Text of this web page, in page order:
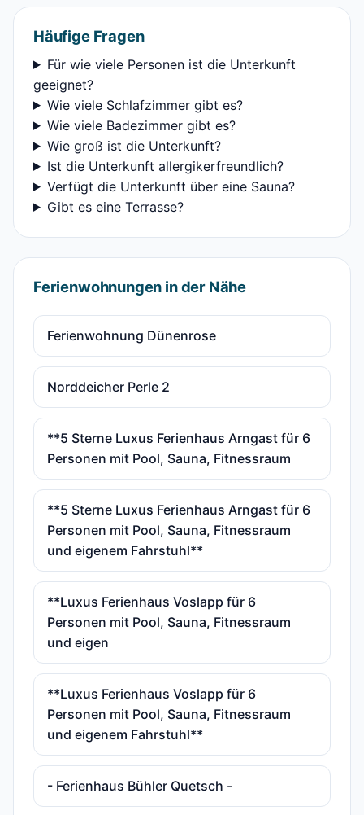
Häufige Fragen
Für wie viele Personen ist die Unterkunft
geeignet?
Wie viele Schlafzimmer gibt es?
Wie viele Badezimmer gibt es?
Wie groß ist die Unterkunft?
Ist die Unterkunft allergikerfreundlich?
Verfügt die Unterkunft über eine Sauna?
Gibt es eine Terrasse?
Ferienwohnungen in der Nähe
Ferienwohnung Dünenrose
Norddeicher Perle 2
**5 Sterne Luxus Ferienhaus Arngast für 6
Personen mit Pool, Sauna, Fitnessraum
**5 Sterne Luxus Ferienhaus Arngast für 6
Personen mit Pool, Sauna, Fitnessraum
und eigenem Fahrstuhl**
**Luxus Ferienhaus Voslapp für 6
Personen mit Pool, Sauna, Fitnessraum
und eigen
**Luxus Ferienhaus Voslapp für 6
Personen mit Pool, Sauna, Fitnessraum
und eigenem Fahrstuhl**
- Ferienhaus Bühler Quetsch -